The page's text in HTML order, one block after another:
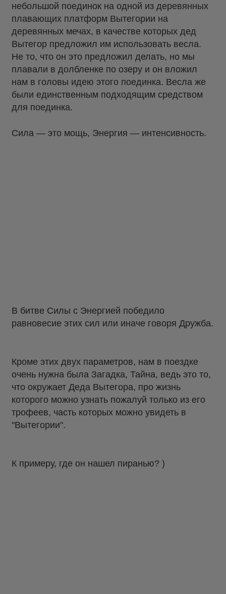
небольшой поединок на одной из деревянных
плавающих платформ Вытегории на
деревянных мечах, в качестве которых дед
Вытегор предложил им использовать весла.
Не то, что он это предложил делать, но мы
плавали в долбленке по озеру и он вложил
нам в головы идею этого поединка. Весла же
были единственным подходящим средством
для поединка.
Сила — это мощь, Энергия — интенсивность.
В битве Силы с Энергией победило
равновесие этих сил или иначе говоря Дружба.
Кроме этих двух параметров, нам в поездке
очень нужна была Загадка, Тайна, ведь это то,
что окружает Деда Вытегора, про жизнь
которого можно узнать пожалуй только из его
трофеев, часть которых можно увидеть в
"Вытегории".
К примеру, где он нашел пиранью? )